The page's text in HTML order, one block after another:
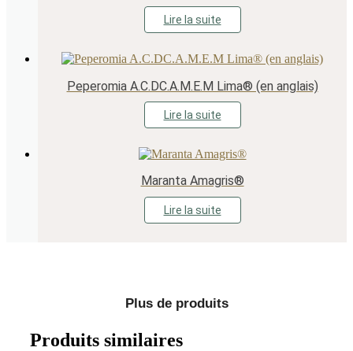
Lire la suite
Peperomia A.C.DC.A.M.E.M Lima® (en anglais)
Lire la suite
Maranta Amagris®
Lire la suite
Plus de produits
Produits similaires